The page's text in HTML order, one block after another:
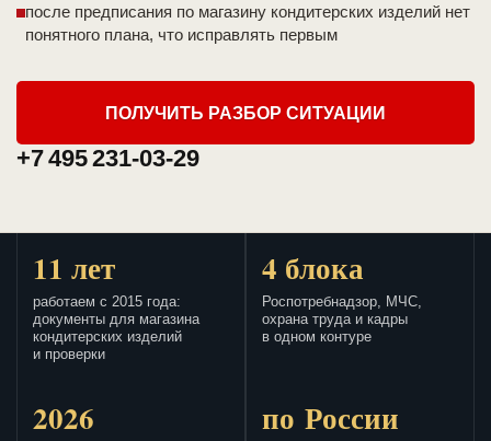
после предписания по магазину кондитерских изделий нет
понятного плана, что исправлять первым
ПОЛУЧИТЬ РАЗБОР СИТУАЦИИ
+7 495 231-03-29
11 лет
работаем с 2015 года:
документы для магазина
кондитерских изделий
и проверки
4 блока
Роспотребнадзор, МЧС,
охрана труда и кадры
в одном контуре
2026 по России